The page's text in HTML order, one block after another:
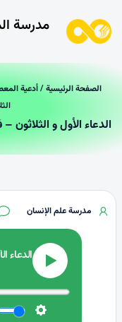
مدرسة
الصفحة الرئیسیة/أدعية
الدعاء الأول و
مدرسة علم الإنسان